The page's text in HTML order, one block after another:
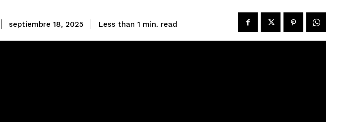
septiembre 18, 2025 Less than 1 min. read